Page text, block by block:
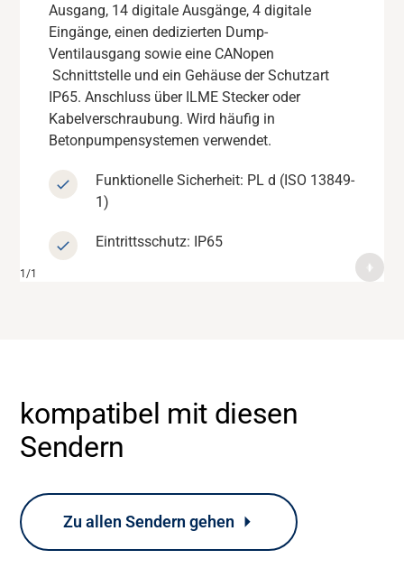
Mediendatenbank
Ausgang, 14 digitale Ausgänge, 4 digitale
Eingänge, einen dedizierten Dump-
Ventilausgang sowieeine CANopen
Schnittstelle und ein Gehäuse der Schutzart
IP65. Anschluss über ILME Stecker oder
Kabelverschraubung. Wird häufig in
Betonpumpensystemen verwendet.
Funktionelle Sicherheit: PL d (ISO 13849-
1)
Eintrittsschutz: IP65
über einen eigenen DV Ausgang. Bietet auch 8
PWM Ausgänge, 14 digitale Ausgänge, 4
digitale Eingänge undCANopenKonnektivität.
Funktionelle Sicherheit: PL d (ISO 13849-
1)
kompatibel mit diesen
Sendern
Zu allen Sendern gehen